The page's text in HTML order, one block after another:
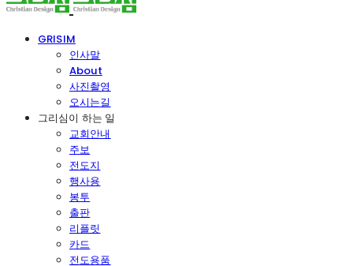
GRISIM
인사말
About
사진촬영
오시는길
그리심이 하는 일
교회안내
주보
전도지
행사용
봉투
출판
리플릿
카드
전도용품